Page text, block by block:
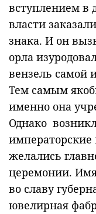
вступлением в
власти
знака. И он
орла
вензель самой
Тем самым
именно она
Однако
желались
церемонии.
во славу
ювелирная